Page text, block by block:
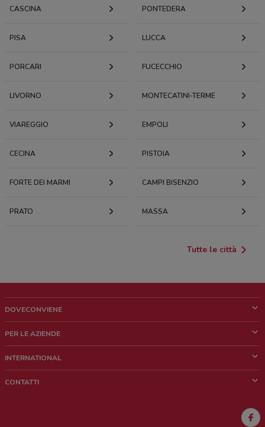
CASCINA PONTEDERA
PISA LUCCA
PORCARI FUCECCHIO
LIVORNO MONTECATINI-TERME
VIAREGGIO EMPOLI
CECINA PISTOIA
FORTE DEI MARMI CAMPI BISENZIO
PRATO MASSA
Tutte le città
DOVECONVIENE
Chi siamo
Lavora con noi
PER LE AZIENDE
Richieste commerciali e marketing
INTERNATIONAL
CONTATTI